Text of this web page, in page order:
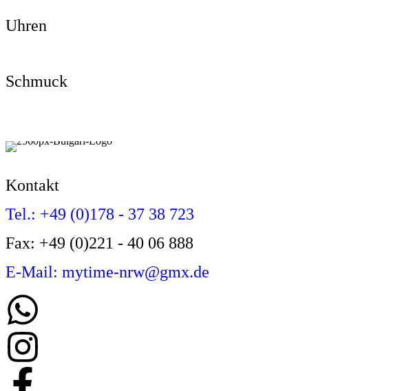
Uhren
Schmuck
Kontakt
Tel.: +49 (0)178 - 37 38 723
Fax: +49 (0)221 - 40 06 888
E-Mail: mytime-nrw@gmx.de